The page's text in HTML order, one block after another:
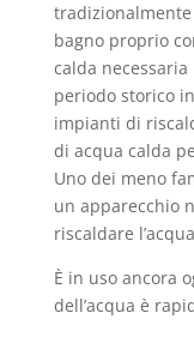
bagno proprio
calda
periodo storico
impianti di
di acqua calda
Uno dei meno
un apparecchio
riscaldare
È in uso ancora
dell’acqua è